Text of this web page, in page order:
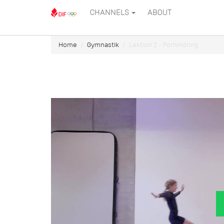
CHANNELS ABOUT
Home Gymnastik Lektion 2 - Forhindring